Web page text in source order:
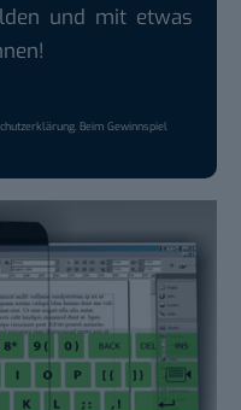
und mit etwas
. Beim Gewinnspiel